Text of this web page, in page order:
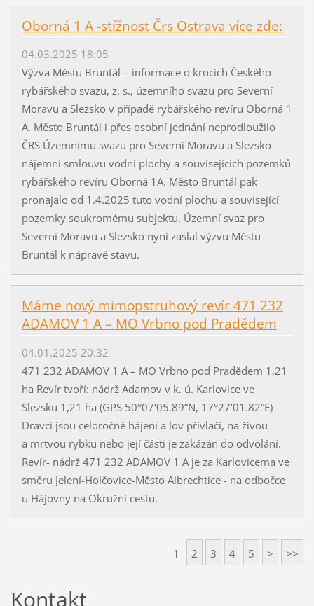
Oborná 1 A -stížnost Črs Ostrava více zde:
04.03.2025 18:05
Výzva Městu Bruntál – informace o krocích Českého
rybářského svazu, z. s., územního svazu pro Severní
Moravu a Slezsko v případě rybářského revíru Oborná 1
A. Město Bruntál i přes osobní jednání neprodloužilo
ČRS Územnímu svazu pro Severní Moravu a Slezsko
nájemní smlouvu vodní plochy a souvisejících pozemků
rybářského revíru Oborná 1A. Město Bruntál pak
pronajalo od 1.4.2025 tuto vodní plochu a související
pozemky soukromému subjektu. Územní svaz pro
Severní Moravu a Slezsko nyní zaslal výzvu Městu
Bruntál k nápravě stavu.
Máme nový mimopstruhový revír 471 232
ADAMOV 1 A – MO Vrbno pod Pradědem
04.01.2025 20:32
471 232 ADAMOV 1 A – MO Vrbno pod Pradědem 1,21
ha Revír tvoří: nádrž Adamov v k. ú. Karlovice ve
Slezsku 1,21 ha (GPS 50°07‘05.89“N, 17°27‘01.82“E)
Dravci jsou celoročně hájeni a lov přívlačí, na živou
a mrtvou rybku nebo její části je zakázán do odvolání.
Revír- nádrž 471 232 ADAMOV 1 A je za Karlovicema ve
směru Jelení-Holčovice-Město Albrechtice - na odbočce
u Hájovny na Okružní cestu.
1 2 3 4 5 > >>
Kontakt